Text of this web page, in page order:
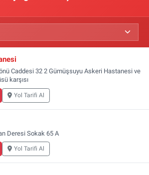
Caddesi 32 2 Gümüşsuyu Askeri Hastanesi ve
karşısı
Yol Tarifi Al
Deresi Sokak 65 A
Yol Tarifi Al